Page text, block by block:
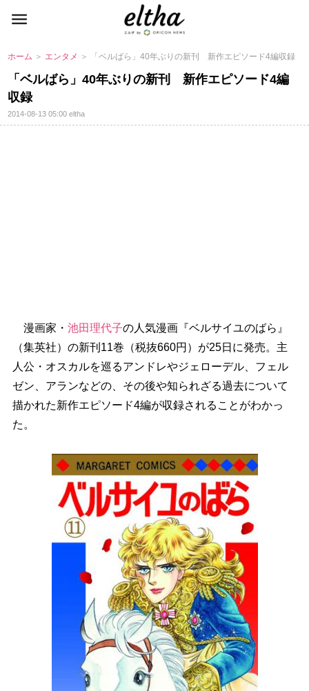
ホーム ＞ エンタメ ＞ 「ベルばら」40年ぶりの新刊 新作エピソード4編収録
「ベルばら」40年ぶりの新刊 新作エピソード4編
収録
2014-08-13 05:00eltha
漫画家・ 池田理代子の人気漫画『ベルサイユのばら』
（集英社）の新刊11巻（税抜660円）が25日に発売。主
人公・オスカルを巡るアンドレやジェローデル、フェル
ゼン、アランなどの、その後や知られざる過去について
描かれた新作エピソード4編が収録されることがわかっ
た。